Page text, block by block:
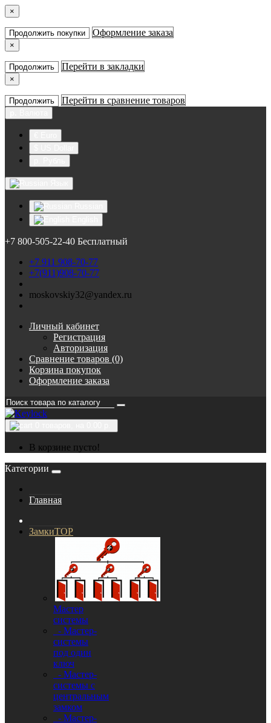
×
Продолжить покупки Оформление заказа
×
Продолжить Перейти в закладки
×
Продолжить Перейти в сравнение товаров
+7 800-505-22-40 Бесплатный
+7 911 908-70-77
+7(911)908-70-77
moskovskiy32@yandex.ru
Личный кабинет
Регистрация
Авторизация
Сравнение товаров (0)
Корзина покупок
Оформление заказа
В корзине пусто!
Категории
Главная
ЗамкиTOP
Мастер
системы
- Мастер-
системы
под один
ключ
- Мастер-
системы с
центральным
замком
- Мастер-